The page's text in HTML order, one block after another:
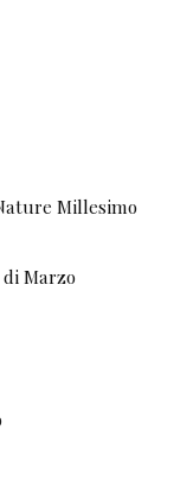
Millesimo
di Marzo